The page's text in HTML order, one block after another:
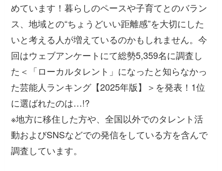
めています！暮らしのペースや子育てとのバラン
ス、地域との“ちょうどいい距離感”を大切にした
いと考える人が増えているのかもしれません。今
回はウェブアンケートにて総勢5,359名に調査し
た＜「ローカルタレント」になったと知らなかっ
た芸能人ランキング【2025年版】＞を発表！1位
に選ばれたのは…!?
※地方に移住した方や、全国以外でのタレント活
動およびSNSなどでの発信をしている方を含んで
調査しています。